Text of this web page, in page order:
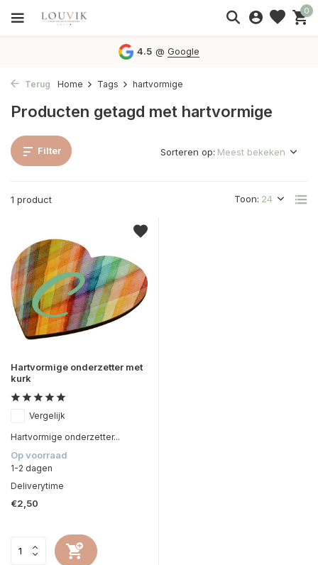
0
4.5 @Google
Terug Home Tags hartvormige
Producten getagd met hartvormige
Filter
1 product Toon:
Sorteren op:
Hartvormige onderzetter met
kurk
Vergelijk
Hartvormige onderzetter...
Op voorraad
1-2 dagen
Deliverytime
€2,50